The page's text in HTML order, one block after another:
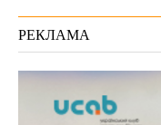
РЕКЛАМА